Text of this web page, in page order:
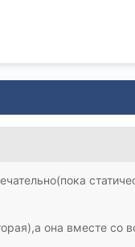
она вместе со